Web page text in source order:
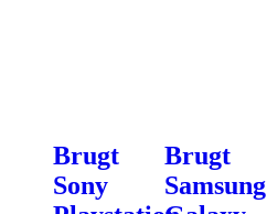
Brugt
Sony
Brugt
Samsung